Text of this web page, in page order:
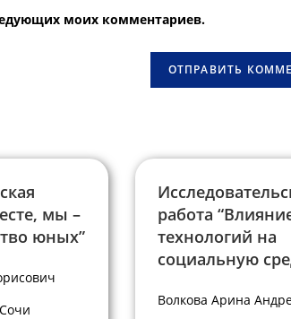
(необязательно)
моих комментариев.
мы –
юных”
работа
технологий на
социальную
Волкова Арина